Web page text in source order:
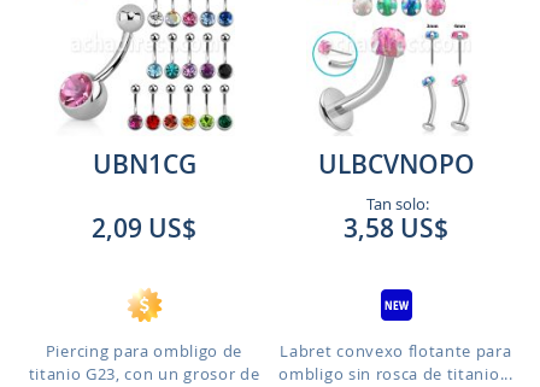
UBN1CG
2,09 US$
Piercing para ombligo de
titanio G23, con un grosor de
ULBCVNOPO
Tan solo:
3,58 US$
Labret convexo flotante para
ombligo sin rosca de titanio...